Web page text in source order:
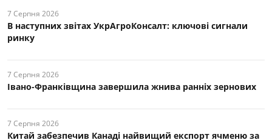
7 Серпня 2026
В наступних звітах УкрАгроКонсалт: ключові cигнали
ринку
7 Серпня 2026
Івано-Франківщина завершила жнива ранніх зернових
7 Серпня 2026
Китай забезпечив Канаді найвищий експорт ячменю за